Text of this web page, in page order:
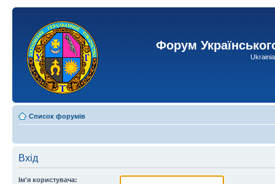
Форум
Список форумів
Вхід
Ім'я користувача: